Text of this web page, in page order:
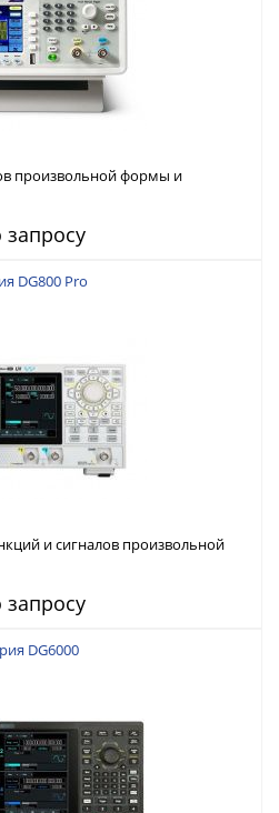
произвольной формы и
AFG1000
запросу
DG800 Pro
и сигналов произвольной
до 50 МГц
запросу
DG6000